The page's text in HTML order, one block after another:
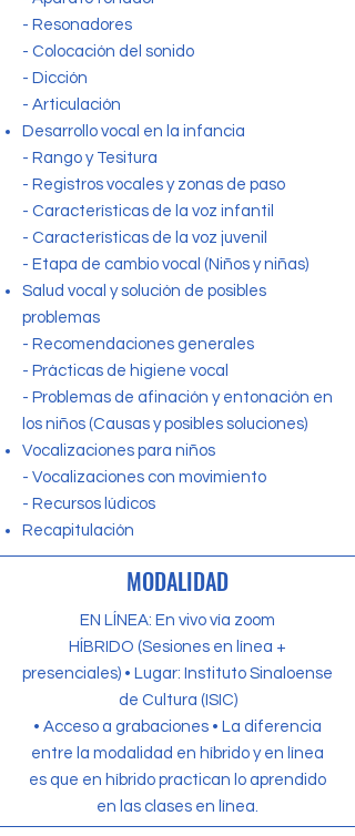
- Resonadores
- Colocación del sonido
- Dicción
- Articulación
Desarrollo vocal en la infancia
- Rango y Tesitura
- Registros vocales y zonas de paso
- Características de la voz infantil
- Características de la voz juvenil
- Etapa de cambio vocal (Niños y niñas)
Salud vocal y solución de posibles
problemas
- Recomendaciones generales
- Prácticas de higiene vocal
- Problemas de afinación y entonación en
los niños (Causas y posibles soluciones)
Vocalizaciones para niños
- Vocalizaciones con movimiento
- Recursos lúdicos
Recapitulación
MODALIDAD
EN LÍNEA: En vivo vía zoom
HÍBRIDO (Sesiones en línea +
presenciales) • Lugar: Instituto Sinaloense
de Cultura (ISIC)
• Acceso a grabaciones • La diferencia
entre la modalidad en híbrido y en línea
es que en híbrido practican lo aprendido
en las clases en línea.